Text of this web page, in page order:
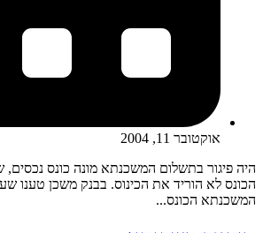
אוקטובר 11, 2004
היה פיגור בתשלום המשכנתא מונה כונס
הכונס לא הוריד את הכינוס. בבנק משכן טענו
המשכנתא הכונס...